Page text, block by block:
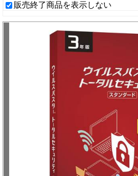
販売終了商品を表示しない